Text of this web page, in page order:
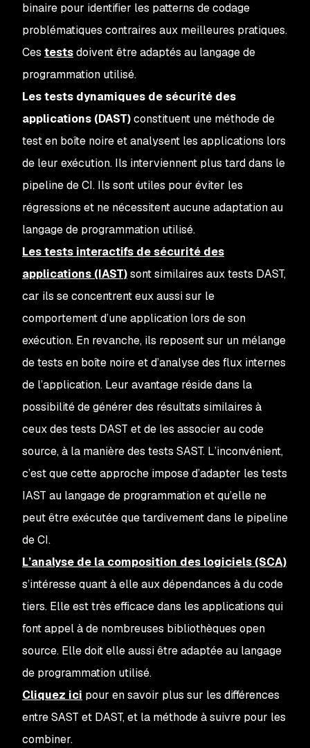
binaire pour identifier les patterns de codage
problématiques contraires aux meilleures pratiques.
Ces testsdoivent être adaptés au langage de
programmation utilisé.
Les tests dynamiques de sécurité des
applications (DAST)constituent une méthode de
test en boîte noire et analysent les applications lors
de leur exécution. Ils interviennent plus tard dans le
pipeline de CI. Ils sont utiles pour éviter les
régressions et ne nécessitent aucune adaptation au
langage de programmation utilisé.
Les tests interactifs de sécurité des
applications (IAST)sont similaires aux tests DAST,
car ils se concentrent eux aussi sur le
comportement d’une application lors de son
exécution. En revanche, ils reposent sur un mélange
de tests en boîte noire et d’analyse des flux internes
de l’application. Leur avantage réside dans la
possibilité de générer des résultats similaires à
ceux des tests DAST et de les associer au code
source, à la manière des tests SAST. L’inconvénient,
c’est que cette approche impose d’adapter les tests
IAST au langage de programmation et qu’elle ne
peut être exécutée que tardivement dans le pipeline
de CI.
L’analyse de la composition des logiciels (SCA)
s’intéresse quant à elle aux dépendances à du code
tiers. Elle est très efficace dans les applications qui
font appel à de nombreuses bibliothèques open
source. Elle doit elle aussi être adaptée au langage
de programmation utilisé.
Cliquez ici pour en savoir plus sur les différences
entre SAST et DAST, et la méthode à suivre pour les
combiner.